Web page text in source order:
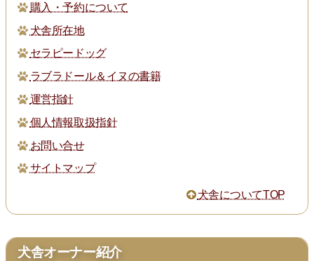
購入・予約について
犬舎所在地
セラピードッグ
ラブラドール＆イヌの書籍
運営指針
個人情報取扱指針
お問い合せ
サイトマップ
犬舎についてTOP
犬舎オーナー紹介